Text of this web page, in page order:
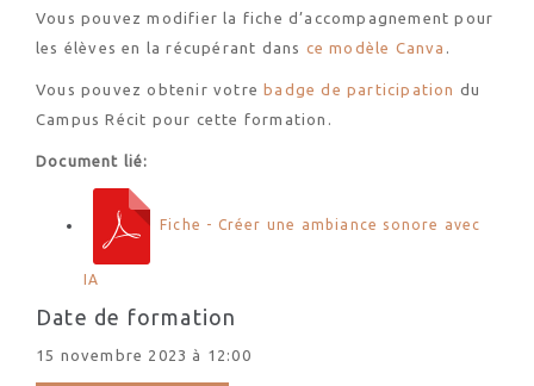
Vous pouvez modifier la fiche d’accompagnement pour
les élèves en la récupérant dans ce modèle Canva .
Vous pouvez obtenir votre badge de participation du
Campus Récit pour cette formation.
Document lié:
Fiche - Créer une ambiance sonore avec
IA
Date de formation
15 novembre 2023 à 12:00